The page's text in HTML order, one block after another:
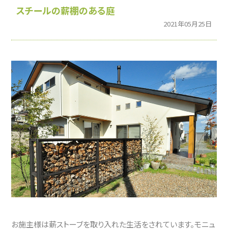
スチールの薪棚のある庭
2021年05月25日
お施主様は薪ストーブを取り入れた生活をされています。モニュ